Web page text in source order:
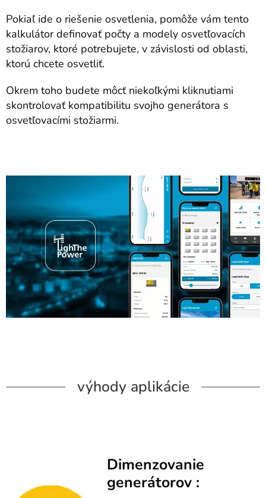
Pokiaľ ide o riešenie osvetlenia, pomôže vám tento
kalkulátor definovať počty a modely osvetľovacích
stožiarov, ktoré potrebujete, v závislosti od oblasti,
ktorú chcete osvetliť.
Okrem toho budete môcť niekoľkými kliknutiami
skontrolovať kompatibilitu svojho generátora s
osvetľovacími stožiarmi.
výhody aplikácie
Dimenzovanie
generátorov :